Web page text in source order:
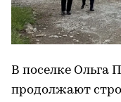
В поселке Ольга
продолжают